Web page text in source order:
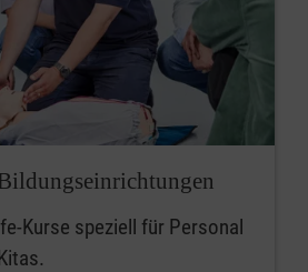
Kurse speziell für Personal